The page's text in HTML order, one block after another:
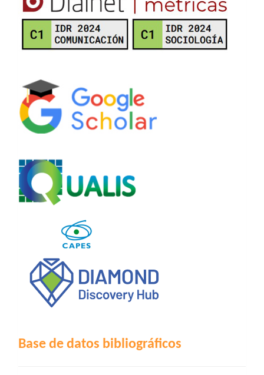
Base de datos bibliográficos